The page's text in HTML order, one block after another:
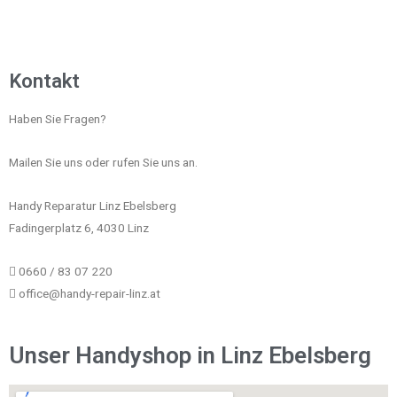
Kontakt
Haben Sie Fragen?
Mailen Sie uns oder rufen Sie uns an.
Handy Reparatur Linz Ebelsberg
Fadingerplatz 6, 4030 Linz
0660 / 83 07 220
office@handy-repair-linz.at
Unser Handyshop in Linz Ebelsberg